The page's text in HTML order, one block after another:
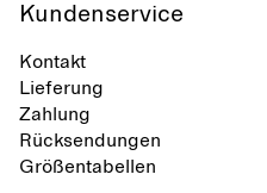
Kundenservice
Kontakt
Lieferung
Zahlung
Rücksendungen
Größentabellen